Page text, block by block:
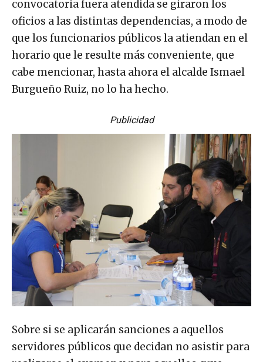
convocatoria fuera atendida se giraron los
oficios a las distintas dependencias, a modo de
que los funcionarios públicos la atiendan en el
horario que le resulte más conveniente, que
cabe mencionar, hasta ahora el alcalde Ismael
Burgueño Ruiz, no lo ha hecho.
Publicidad
Sobre si se aplicarán sanciones a aquellos
servidores públicos que decidan no asistir para